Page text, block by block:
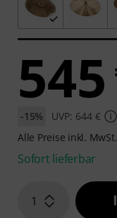
545
-15%
UVP: 644 €
Alle Preise inkl. MwSt.
Sofort lieferbar
1